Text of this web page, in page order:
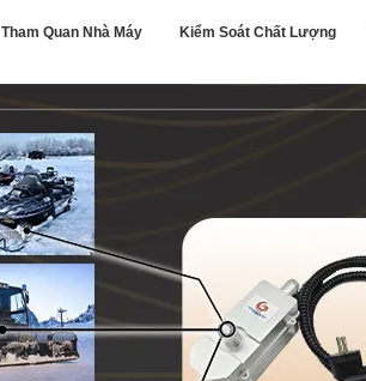
Tham Quan Nhà Máy Kiểm Soát Chất Lượng